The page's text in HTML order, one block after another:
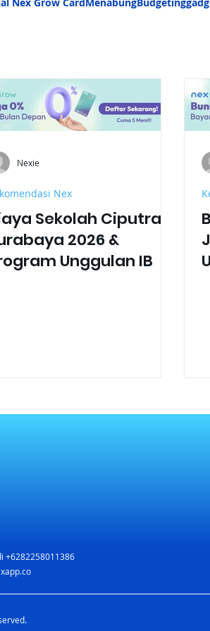
Sekolah Ciputra
2026 &
Unggulan IB
Nex
Nexie
+6282258011386